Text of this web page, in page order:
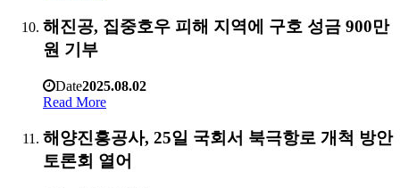
해진공, 집중호우 피해 지역에 구호 성금 900만
원 기부
Date2025.08.02
Read More
해양진흥공사, 25일 국회서 북극항로 개척 방안
토론회 열어